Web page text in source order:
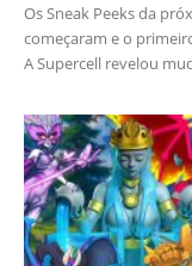
Os Sneak Peeks da
começaram e o
A Supercell revelou